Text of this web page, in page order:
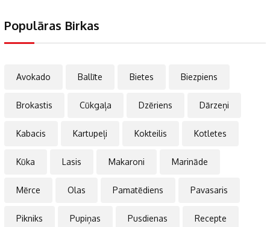
Populāras Birkas
Avokado Ballīte Bietes Biezpiens
Brokastis Cūkgaļa Dzēriens Dārzeņi
Kabacis Kartupeļi Kokteilis Kotletes
Kūka Lasis Makaroni Marināde
Mērce Olas Pamatēdiens Pavasaris
Pikniks Pupiņas Pusdienas Recepte